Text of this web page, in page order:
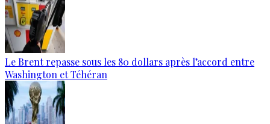
Le Brent repasse sous les 80 dollars après l’accord entre
Washington et Téhéran